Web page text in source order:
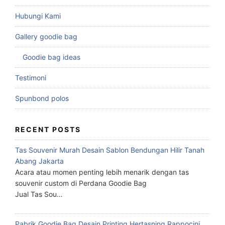
Hubungi Kami
Gallery goodie bag
Goodie bag ideas
Testimoni
Spunbond polos
RECENT POSTS
Tas Souvenir Murah Desain Sablon Bendungan Hilir Tanah
Abang Jakarta
Acara atau momen penting lebih menarik dengan tas
souvenir custom di Perdana Goodie Bag
Jual Tas Sou…